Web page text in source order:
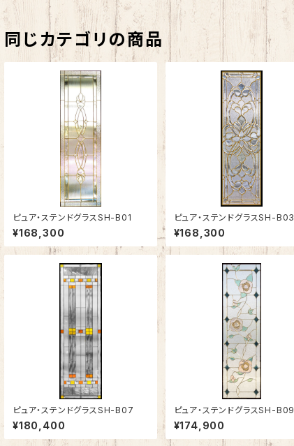
同じカテゴリの商品
ピュア・ステンドグラスSH-B01
¥168,300
ピュア・ステンドグラスSH-B03
¥168,300
ピュア・ステンドグラスSH-B07
¥180,400
ピュア・ステンドグラスSH-B09
¥174,900